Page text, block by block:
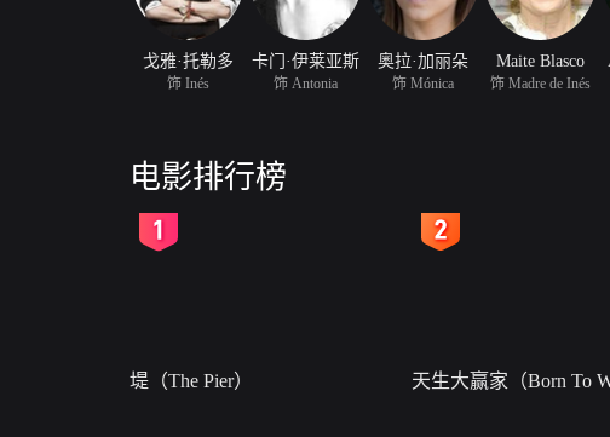
戈雅·托勒多
饰 Inés
卡门·伊莱亚斯
饰 Antonia
奥拉·加丽朵
饰 Mónica
Maite Blasco
饰 Madre de Inés
电影排行榜
堤（The Pier） 天生大赢家（Born To